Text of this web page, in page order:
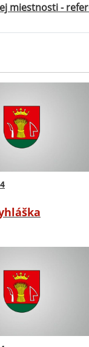
miestnosti -